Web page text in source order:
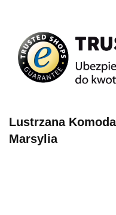
Lustrzana
Marsylia